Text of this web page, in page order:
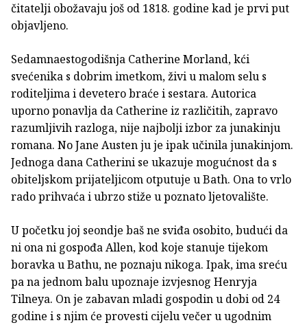
čitatelji obožavaju još od 1818. godine kad je prvi put
objavljeno.
Sedamnaestogodišnja Catherine Morland, kći
svećenika s dobrim imetkom, živi u malom selu s
roditeljima i devetero braće i sestara. Autorica
uporno ponavlja da Catherine iz različitih, zapravo
razumljivih razloga, nije najbolji izbor za junakinju
romana. No Jane Austen ju je ipak učinila junakinjom.
Jednoga dana Catherini se ukazuje mogućnost da s
obiteljskom prijateljicom otputuje u Bath. Ona to vrlo
rado prihvaća i ubrzo stiže u poznato ljetovalište.
U početku joj seondje baš ne sviđa osobito, budući da
ni ona ni gospođa Allen, kod koje stanuje tijekom
boravka u Bathu, ne poznaju nikoga. Ipak, ima sreću
pa na jednom balu upoznaje izvjesnog Henryja
Tilneya. On je zabavan mladi gospodin u dobi od 24
godine i s njim će provesti cijelu večer u ugodnim